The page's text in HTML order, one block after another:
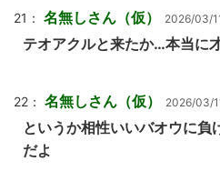
21： 名無しさん（仮） 2026/03/
テオアクルと来たか…本当に
22： 名無しさん（仮） 2026/03/
というか相性いいバオウに負
だよ